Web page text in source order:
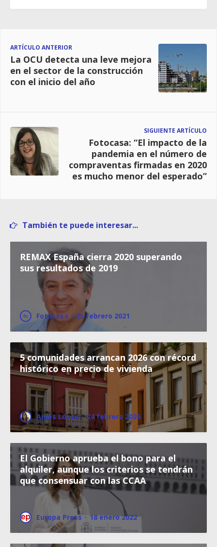
ARTÍCULO ANTERIOR
La OCU detecta una leve mejora
en el sector de la construcción
con el inicio del año
SIGUIENTE ARTÍCULO
Fotocasa: “El impacto de la
pandemia en el número de
compraventas firmadas en 2020
es mucho menor del esperado”
También te puede interesar...
REMAX España cierra 2020 superando
sus resultados de 2019
Fotocasa · 25 febrero 2021
5 comunidades arrancan 2026 con récord
histórico en precio de vivienda
Anaïs López · 24 febrero 2026
El Gobierno aprueba el bono para el
alquiler, aunque los criterios se tendrán
que consensuar con las CCAA
Europa Press · 18 enero 2022